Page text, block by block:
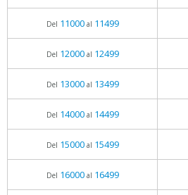
Del 11000al 11499
Del 12000al 12499
Del 13000al 13499
Del 14000al 14499
Del 15000al 15499
Del 16000al 16499